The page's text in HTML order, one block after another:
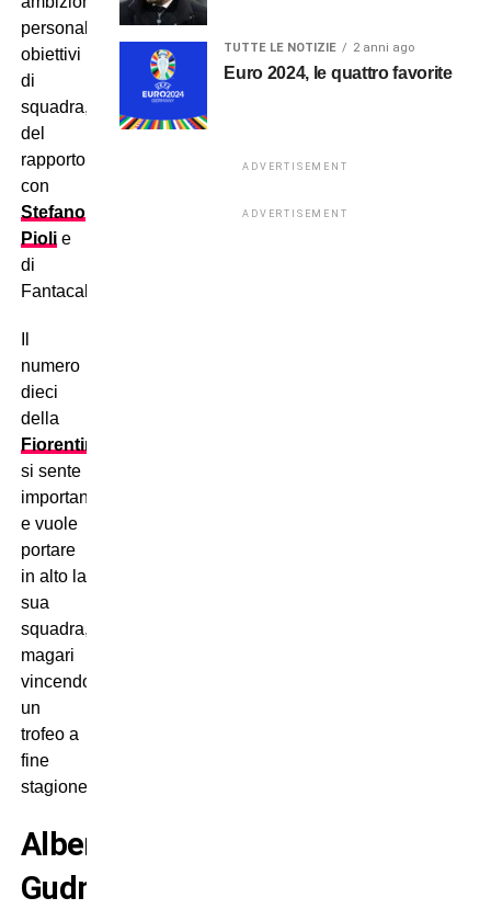
personali,
obiettivi
di
squadra,
del
rapporto
con
Stefano
Piolie
di
Fantacalcio…
numero
dieci
della
Fiorentina
si sente
importante
e vuole
portare
in alto la
sua
squadra,
magari
vincendo
un
trofeo a
fine
stagione!
Albert
Gudmundsson
TUTTE LE NOTIZIE 2 anni ago
Euro 2024, le quattro favorite
ADVERTISEMENT
ADVERTISEMENT